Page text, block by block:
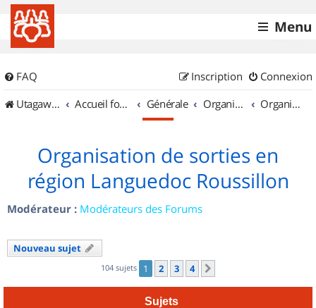
Menu
FAQ Connexion
Inscription
UtagawaVTT (Randos VTT et VTTAE avec traces GPS)
Accueil forum Générale Organisation de sorties & Recherche de partenaires Organisation de sorties en région Languedoc Roussillon
Organisation de sorties en
région Languedoc Roussillon
Modérateur : Modérateurs des Forums
Nouveau sujet
104 sujets 1 2 3 4
Sujets